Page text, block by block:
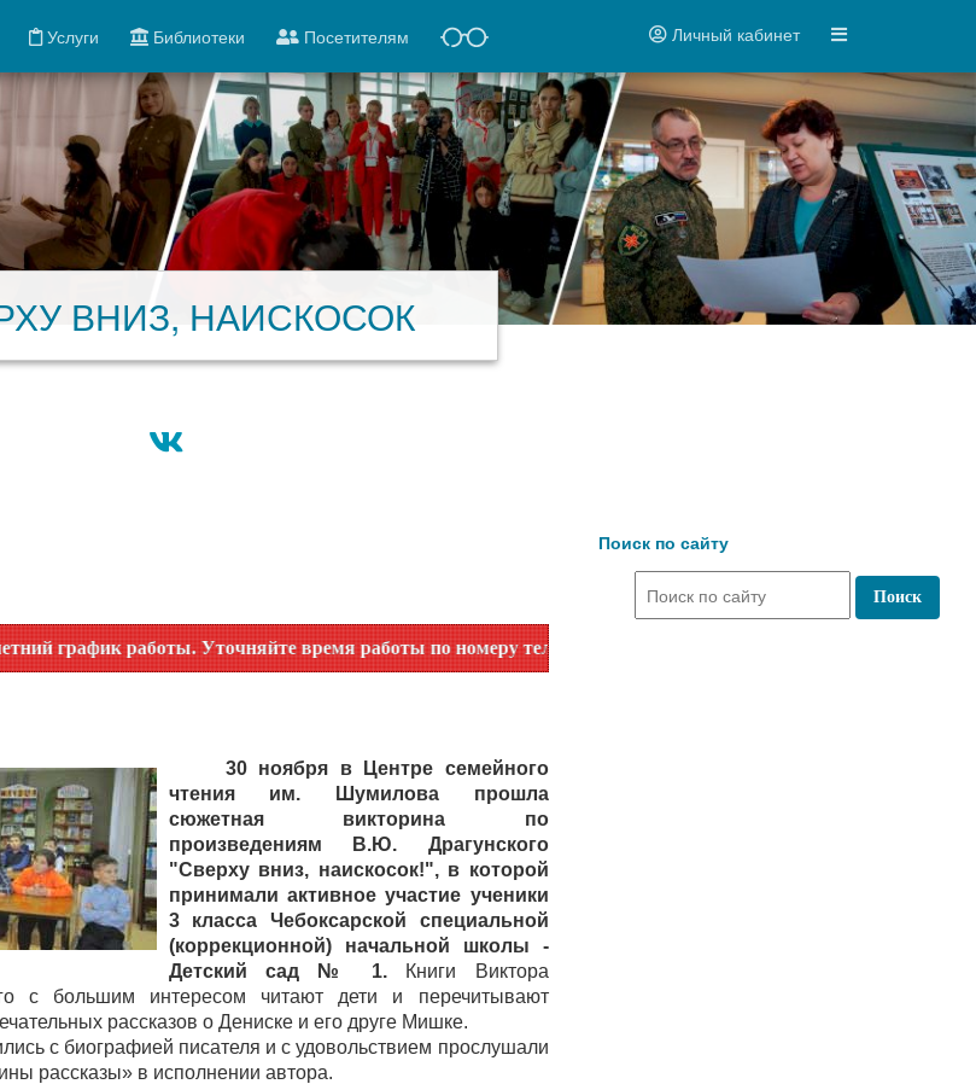
Услуги Библиотеки Посетителям Личный кабинет
ВНИЗ, НАИСКОСОК
работы. Уточняйте время работы по номеру телефона или на сайте в разделе "Библиотеки"!
30 ноября в Центре семейного
чтения им. Шумилова прошла
сюжетная викторина по
произведениям В.Ю. Драгунского
"Сверху вниз, наискосок!", в которой
принимали активное участие ученики
3 класса Чебоксарской специальной
(коррекционной) начальной школы -
Детский сад № 1.
Книги Виктора
с большим интересом читают дети и перечитывают
рассказов о Дениске и его друге Мишке.
с биографией писателя и с удовольствием прослушали
рассказы» в исполнении автора.
Поиск по сайту